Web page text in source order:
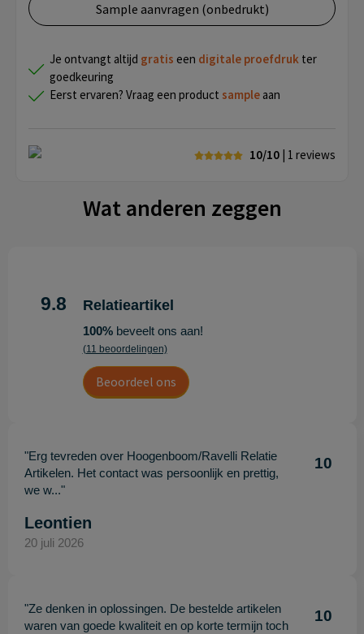
Sample aanvragen (onbedrukt)
Je ontvangt altijd gratis een digitale proefdruk ter
goedkeuring
Eerst ervaren? Vraag een product sample aan
10/10 | 1 reviews
Wat anderen zeggen
9.8 Relatieartikel
100%beveelt ons aan!
(11 beoordelingen)
Beoordeel ons
"Erg tevreden over Hoogenboom/Ravelli Relatie
Artikelen. Het contact was persoonlijk en prettig,
we w..."
10
Leontien
20 juli 2026
"Ze denken in oplossingen. De bestelde artikelen
waren van goede kwaliteit en op korte termijn toch
10